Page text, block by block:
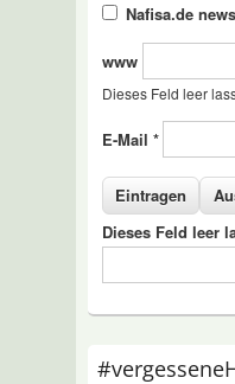
Nafisa.de
www
Dieses Feld leer
E-Mail *
Dieses Feld leer